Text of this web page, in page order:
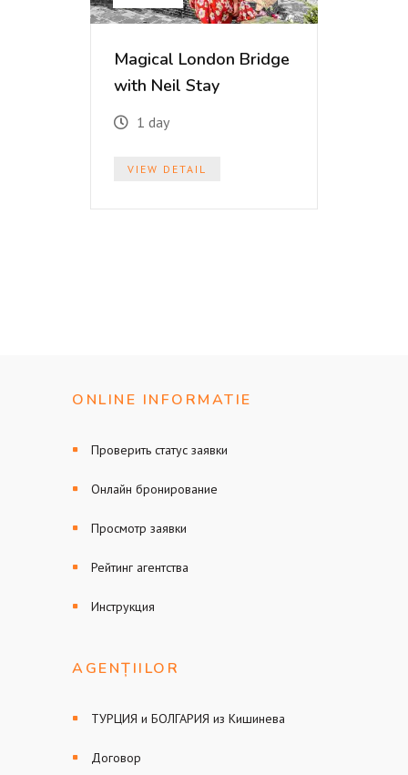
Magical London Bridge
with Neil Stay
1 day
VIEW DETAIL
ONLINE INFORMATIE
Проверить статус заявки
Онлайн бронирование
Просмотр заявки
Рейтинг агентства
Инструкция
AGENȚIILOR
ТУРЦИЯ и БОЛГАРИЯ из Кишинева
Договор